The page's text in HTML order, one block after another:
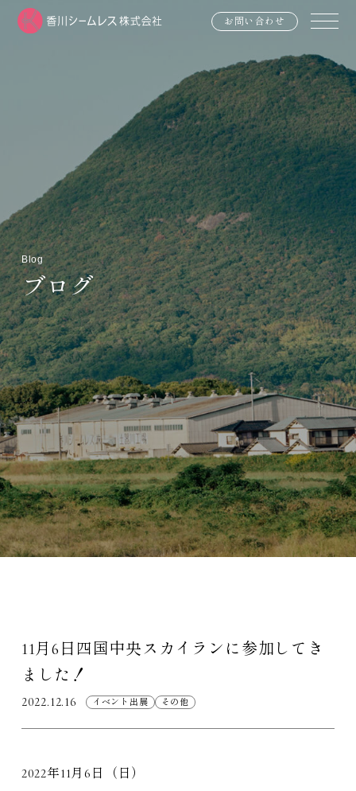
お問い合わせ
Blog
ブログ
11月6日四国中央スカイランに参加してき
ました！
2022.12.16 イベント出展 その他
2022年11月6日（日）